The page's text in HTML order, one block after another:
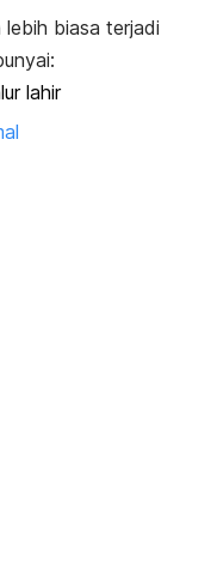
lebih biasa terjadi
lahir